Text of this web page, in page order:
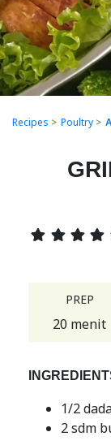
Recipes > Poultry >
PREP
20 menit
1/2
2 sdm